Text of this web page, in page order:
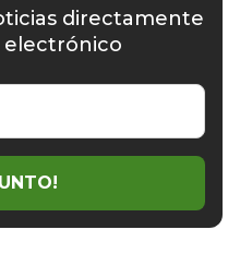
directamente